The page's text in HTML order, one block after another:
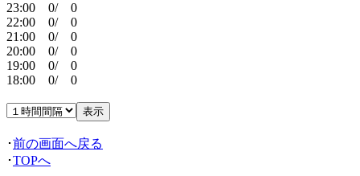
23:00 0/ 0
22:00 0/ 0
21:00 0/ 0
20:00 0/ 0
19:00 0/ 0
18:00 0/ 0
･前の画面へ戻る
･TOPへ